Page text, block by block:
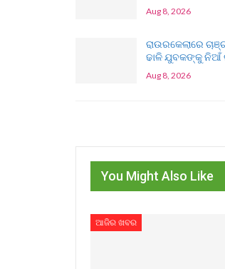
Aug 8, 2026
ରାଉରକେଲାରେ
ଢାଳି ଯୁବକଙ୍କୁ ନିଆଁ
Aug 8, 2026
You Might Also Like
ଆଜିର ଖବର